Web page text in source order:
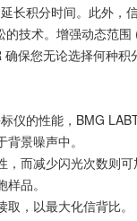
积分时间。此外，
的技术。增强动态
保您无论选择何种积
的性能，BMG
景噪声中。
而减少闪光次数则可
品。
，以最大化信背比。